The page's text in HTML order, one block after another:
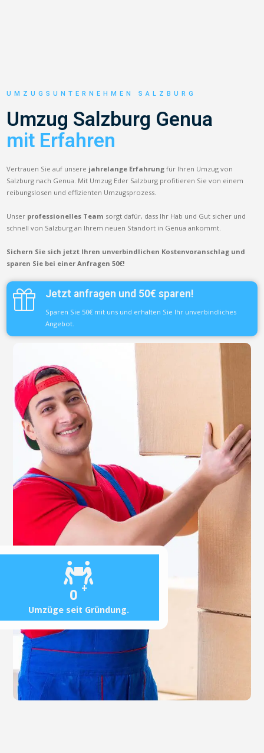
0 +
Umzüge seit Gründung.
UMZUGSUNTERNEHMEN SALZBURG
Umzug Salzburg Genua
mit Erfahren
Vertrauen Sie auf unsere jahrelange Erfahrung für Ihren Umzug von
Salzburg nach Genua. Mit Umzug Eder Salzburg profitieren Sie von einem
reibungslosen und effizienten Umzugsprozess.
Unser professionelles Team sorgt dafür, dass Ihr Hab und Gut sicher und
schnell von Salzburg an Ihrem neuen Standort in Genua ankommt.
Sichern Sie sich jetzt Ihren unverbindlichen Kostenvoranschlag und
sparen Sie bei einer Anfragen 50€!
Jetzt anfragen und 50€ sparen!
Sparen Sie 50€ mit uns und erhalten Sie Ihr unverbindliches
Angebot.